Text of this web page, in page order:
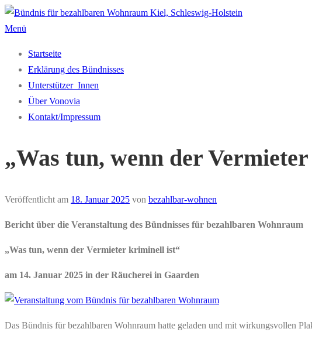
Zum
Inhalt
Menü
Startseite
Erklärung des Bündnisses
Unterstützer_Innen
Über Vonovia
Kontakt/Impressum
„Was tun, wenn der
Veröffentlicht am 18. Januar 2025 von bezahlbar-wohnen
Bericht über die Veranstaltung des Bündnisses für bezahlbaren Wohnraum
„Was tun, wenn der Vermieter kriminell ist“
am 14. Januar 2025 in der Räucherei in Gaarden
Das Bündnis für bezahlbaren Wohnraum hatte geladen und mit wirkungsvollen